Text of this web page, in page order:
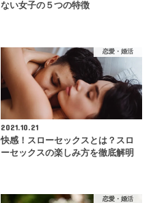
ない女子の５つの特徴
恋愛・婚活
2021.10.21
快感！スローセックスとは？スロ
ーセックスの楽しみ方を徹底解明
恋愛・婚活